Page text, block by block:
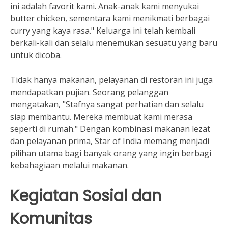
ini adalah favorit kami. Anak-anak kami menyukai
butter chicken, sementara kami menikmati berbagai
curry yang kaya rasa." Keluarga ini telah kembali
berkali-kali dan selalu menemukan sesuatu yang baru
untuk dicoba.
Tidak hanya makanan, pelayanan di restoran ini juga
mendapatkan pujian. Seorang pelanggan
mengatakan, "Stafnya sangat perhatian dan selalu
siap membantu. Mereka membuat kami merasa
seperti di rumah." Dengan kombinasi makanan lezat
dan pelayanan prima, Star of India memang menjadi
pilihan utama bagi banyak orang yang ingin berbagi
kebahagiaan melalui makanan.
Kegiatan Sosial dan
Komunitas